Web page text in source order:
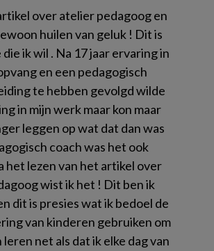
over atelier pedagoog en
huilen van geluk ! Dit is
ik wil . Na 17 jaar ervaring in
en een pedagogisch
te hebben gevolgd wilde
in mijn werk maar kon maar
leggen op wat dat dan was
coach was het ook
het lezen van het artikel over
wist ik het ! Dit ben ik
dit is presies wat ik bedoel de
van kinderen gebruiken om
leren net als dat ik elke dag van